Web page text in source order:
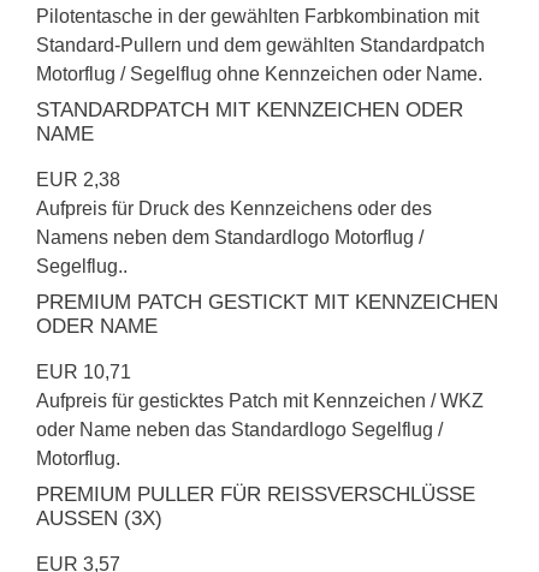
Pilotentasche in der gewählten Farbkombination mit
Standard-Pullern und dem gewählten Standardpatch
Motorflug / Segelflug ohne Kennzeichen oder Name.
STANDARDPATCH MIT KENNZEICHEN ODER
NAME
EUR 2,38
Aufpreis für Druck des Kennzeichens oder des
Namens neben dem Standardlogo Motorflug /
Segelflug..
PREMIUM PATCH GESTICKT MIT KENNZEICHEN
ODER NAME
EUR 10,71
Aufpreis für gesticktes Patch mit Kennzeichen / WKZ
oder Name neben das Standardlogo Segelflug /
Motorflug.
PREMIUM PULLER FÜR REISSVERSCHLÜSSE A
USSEN (3X)
EUR 3,57